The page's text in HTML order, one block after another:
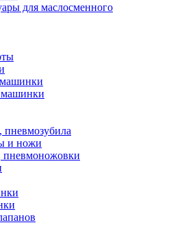
для маслосменного
и ножи
пневмоножовки